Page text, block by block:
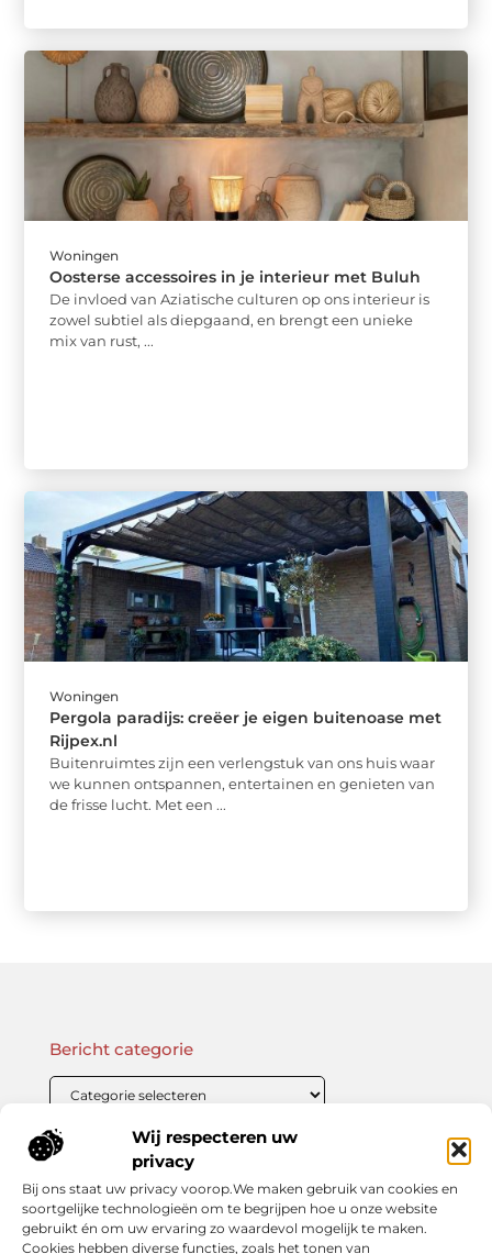
Wij respecteren uw
privacy
Bij ons staat uw privacy voorop.We maken gebruik van cookies en
soortgelijke technologieën om te begrijpen hoe u onze website
gebruikt én om uw ervaring zo waardevol mogelijk te maken.
Cookies hebben diverse functies, zoals het tonen van
Woningen
Oosterse accessoires in je interieur met Buluh
De invloed van Aziatische culturen op ons interieur is
zowel subtiel als diepgaand, en brengt een unieke
mix van rust, ...
Woningen
Pergola paradijs: creëer je eigen buitenoase met
Rijpex.nl
Buitenruimtes zijn een verlengstuk van ons huis waar
we kunnen ontspannen, entertainen en genieten van
de frisse lucht. Met een ...
Onze informatie
Bericht categorie